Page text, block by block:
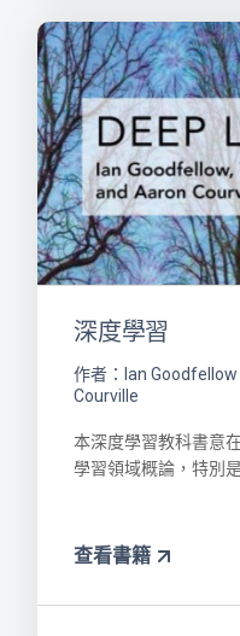
深度學習
作者：Ian
Courville
本深度學習教科書意
學習領域概論，特別
查看書籍